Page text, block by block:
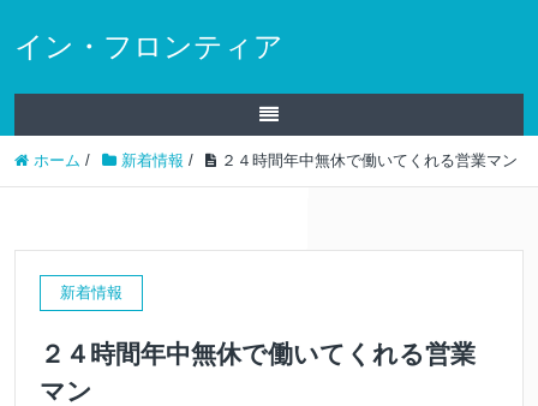
イン・フロンティア
ホーム / 新着情報 / ２４時間年中無休で働いてくれる営業マン
新着情報
２４時間年中無休で働いてくれる営業
マン